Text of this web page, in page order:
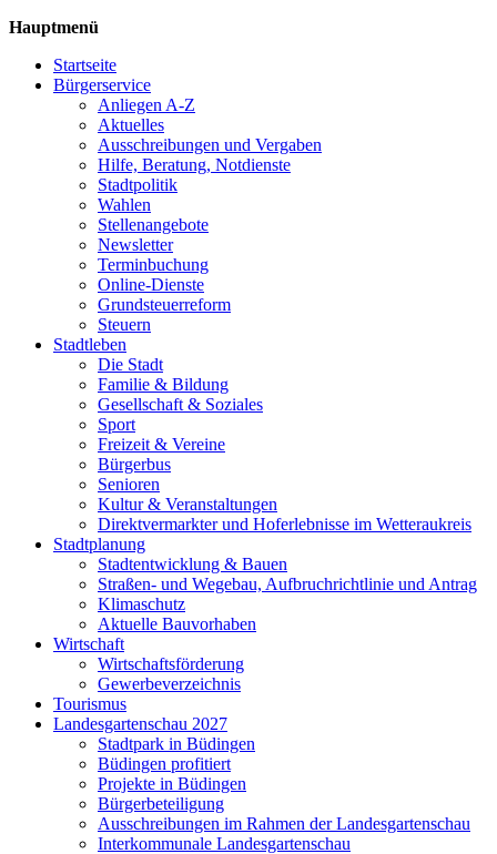
Hauptmenü
Startseite
Bürgerservice
Anliegen A-Z
Aktuelles
Ausschreibungen und Vergaben
Hilfe, Beratung, Notdienste
Stadtpolitik
Wahlen
Stellenangebote
Newsletter
Terminbuchung
Online-Dienste
Grundsteuerreform
Steuern
Stadtleben
Die Stadt
Familie & Bildung
Gesellschaft & Soziales
Sport
Freizeit & Vereine
Bürgerbus
Senioren
Kultur & Veranstaltungen
Direktvermarkter und Hoferlebnisse im Wetteraukreis
Stadtplanung
Stadtentwicklung & Bauen
Straßen- und Wegebau, Aufbruchrichtlinie und Antrag
Klimaschutz
Aktuelle Bauvorhaben
Wirtschaft
Wirtschaftsförderung
Gewerbeverzeichnis
Tourismus
Landesgartenschau 2027
Stadtpark in Büdingen
Büdingen profitiert
Projekte in Büdingen
Bürgerbeteiligung
Ausschreibungen im Rahmen der Landesgartenschau
Interkommunale Landesgartenschau